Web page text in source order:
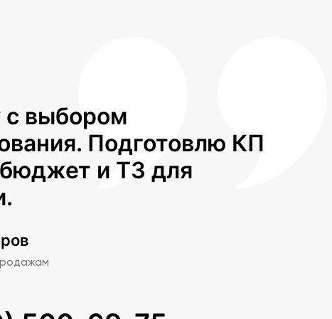
с выбором
Подготовлю КП
и ТЗ для